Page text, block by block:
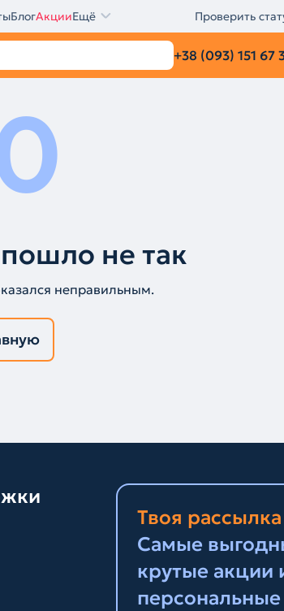
БлогАкцииЕщё Проверить
+38 (093) 151 67
не так
неправильным.
Твоя рассылка
Самые
крутые акции